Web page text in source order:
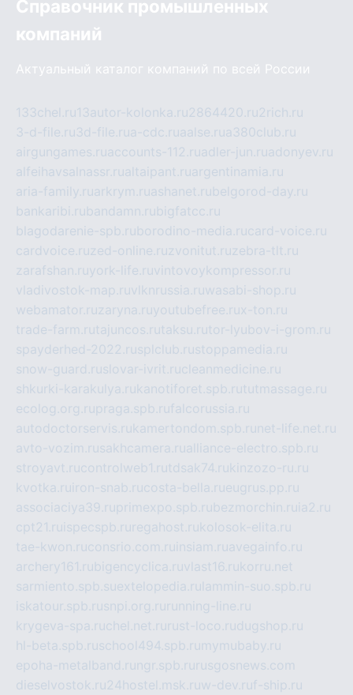
Справочник промышленных
компаний
Актуальный каталог компаний по всей России
133chel.ru13autor-kolonka.ru2864420.ru2rich.ru
3-d-file.ru3d-file.rua-cdc.ruaalse.rua380club.ru
airgungames.ruaccounts-112.ruadler-jun.ruadonyev.ru
alfeihavsalnassr.rualtaipant.ruargentinamia.ru
aria-family.ruarkrym.ruashanet.rubelgorod-day.ru
bankaribi.rubandamn.rubigfatcc.ru
blagodarenie-spb.ruborodino-media.rucard-voice.ru
cardvoice.ruzed-online.ruzvonitut.ruzebra-tlt.ru
zarafshan.ruyork-life.ruvintovoykompressor.ru
vladivostok-map.ruvlknrussia.ruwasabi-shop.ru
webamator.ruzaryna.ruyoutubefree.rux-ton.ru
trade-farm.rutajuncos.rutaksu.rutor-lyubov-i-grom.ru
spayderhed-2022.rusplclub.rustoppamedia.ru
snow-guard.ruslovar-ivrit.rucleanmedicine.ru
shkurki-karakulya.rukanotiforet.spb.rututmassage.ru
ecolog.org.rupraga.spb.rufalcorussia.ru
autodoctorservis.rukamertondom.spb.ru net-life.net.ru
avto-vozim.rusakhcamera.rualliance-electro.spb.ru
stroyavt.rucontrolweb1.rutdsak74.rukinzozo-ru.ru
kvotka.ru iron-snab.rucosta-bella.rueugrus.pp.ru
associaciya39.ruprimexpo.spb.rubezmorchin.ru ia2.ru
cpt21.ru ispecspb.ru regahost.rukolosok-elita.ru
tae-kwon.ruconsrio.com.ru insiam.ruavegainfo.ru
archery161.rubigencyclica.ruvlast16.rukorru.net
sarmiento.spb.suextelopedia.ru lammin-suo.spb.ru
iskatour.spb.rusnpi.org.ru running-line.ru
krygeva-spa.ruchel.net.ru rust-loco.rudugshop.ru
hl-beta.spb.ruschool494.spb.ru mymubaby.ru
epoha-metalband.ru ngr.spb.ru rusgosnews.com
dieselvostok.ru24hostel.msk.ruw-dev.ruf-ship.ru